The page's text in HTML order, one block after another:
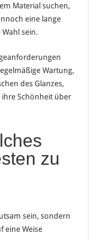
Material suchen,
eine lange
sein.
Wartung,
des Glanzes,
Schönheit über
zu
sein, sondern
eine Weise